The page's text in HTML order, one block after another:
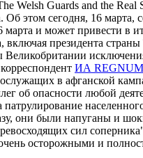
Welsh Guards and the Real
этом сегодня, 16 марта,
марта и может привести в
президента
ИА REGNUM
в афганской
об опасности любой
они были напуганы и
сил
осторожными и